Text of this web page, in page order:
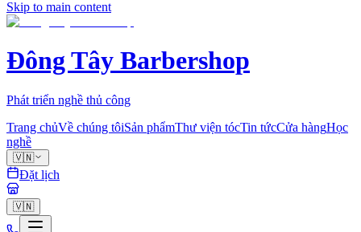
Skip to main content
Đông Tây Barbershop
Phát triển nghề thủ công
Trang chủVề chúng tôiSản phẩmThư viện tócTin tứcCửa hàngHọc
nghề
🇻🇳
Đặt lịch
🇻🇳